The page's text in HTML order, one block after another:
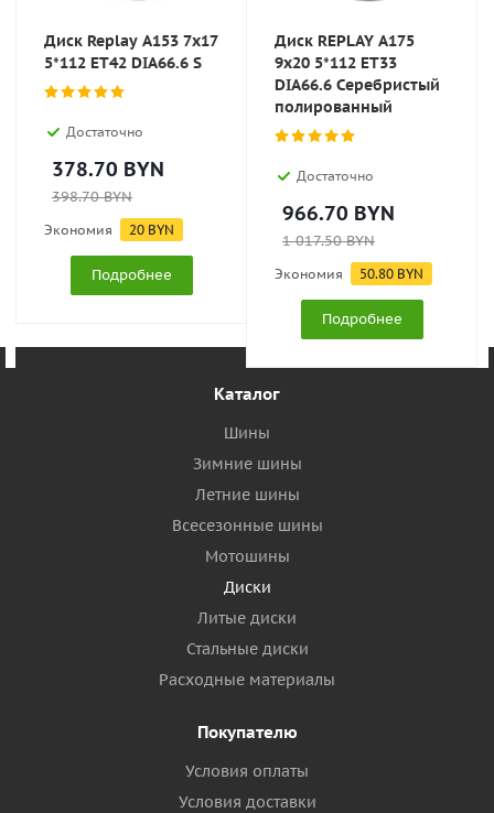
Диск Replay A153 7x17
5*112 ET42 DIA66.6 S
Достаточно
378.70 BYN
398.70BYN
Экономия 20 BYN
Подробнее
Диск REPLAY A175
9x20 5*112 ET33
DIA66.6 Серебристый
полированный
Достаточно
966.70 BYN
1 017.50BYN
Экономия 50.80 BYN
Подробнее
Каталог
Шины
Зимние шины
Летние шины
Всесезонные шины
Мотошины
Диски
Литые диски
Стальные диски
Расходные материалы
Покупателю
Условия оплаты
Условия доставки